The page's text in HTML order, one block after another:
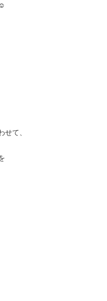
て、